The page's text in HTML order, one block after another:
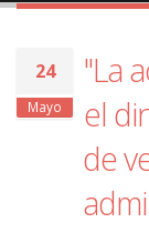
24
Mayo
"La
el
de